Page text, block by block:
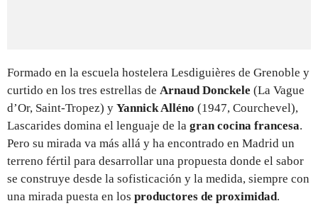
Formado en la escuela hostelera Lesdiguières de Grenoble y
curtido en los tres estrellas de Arnaud Donckele (La Vague
d’Or, Saint-Tropez) y Yannick Alléno (1947, Courchevel),
Lascarides domina el lenguaje de la gran cocina francesa.
Pero su mirada va más allá y ha encontrado en Madrid un
terreno fértil para desarrollar una propuesta donde el sabor
se construye desde la sofisticación y la medida, siempre con
una mirada puesta en los productores de proximidad.